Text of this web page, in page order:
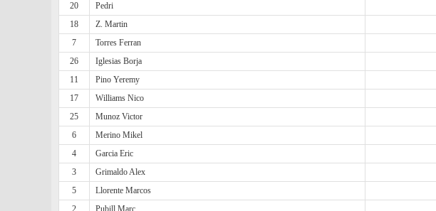
20 Pedri
18
Z. Martin
7
Torres Ferran
26
Iglesias Borja
11
Pino Yeremy
17
Williams Nico
25
Munoz Victor
6
Merino Mikel
4
Garcia Eric
3
Grimaldo Alex
5
Llorente Marcos
2
Pubill Marc